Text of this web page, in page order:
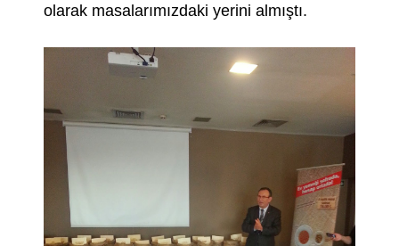
olarak masalarımızdaki yerini almıştı.